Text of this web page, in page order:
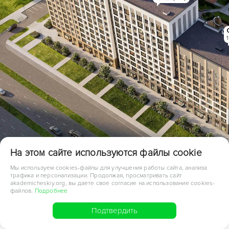
На этом сайте используются файлы cookie
Мы используем cookies-файлы для улучшения работы сайта, анализа
трафика и персонализации. Продолжая, просматривать сайт
akademicheskiy.org, вы даете свое согласие на использование cookies-
файлов. Подробнее
Подтвердить